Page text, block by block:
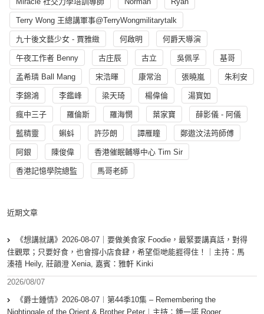
Terry Wong 王總講軍事@TerryWongmilitarytalk
九十後文藝少女 - 賈雅緻 何啟明 何爵天導演
午夜工作者 Benny 古庄辰 古立 吳佩孚 基哥
孟希璘 Ball Mang 宋浩暉 康常治 張曉嵐 朱利安
李錦鴻 李鑑峰 梁天琦 楊偉倫 湯寳如
瘋中三子 羅倫斯 羅海憫 葉家寶 薛影儀 - 阿儀
藍精靈 蝌蚪 許莎朗 譚雁瞳 鄭遨汶法筠師傅
阿銀 陳俊偉 香港催眠輔導中心 Tim Sir
香港記憶學院總監 馬哥老師
近期文章
《想講就講》2026-08-07｜要做美食家 Foodie，最緊要講真話，對得
住觀眾；只要好食，也會撐小店食肆，希望佢哋能捱得住！｜主持：馬
溱禧 Heily, 莊韻澄 Xenia, 嘉賓：雅軒 Kinki
2026/08/07
《爵士鍾情》2026-08-07︱第44季10集 – Remembering the
Nightingale of the Orient & Brother Peter︱主持：鍾一諾 Roger